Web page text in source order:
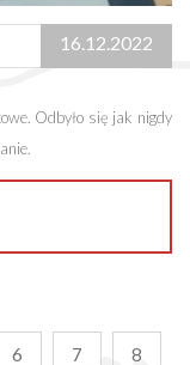
16.12.2022
Odbyło się jak nigdy
6 7 8